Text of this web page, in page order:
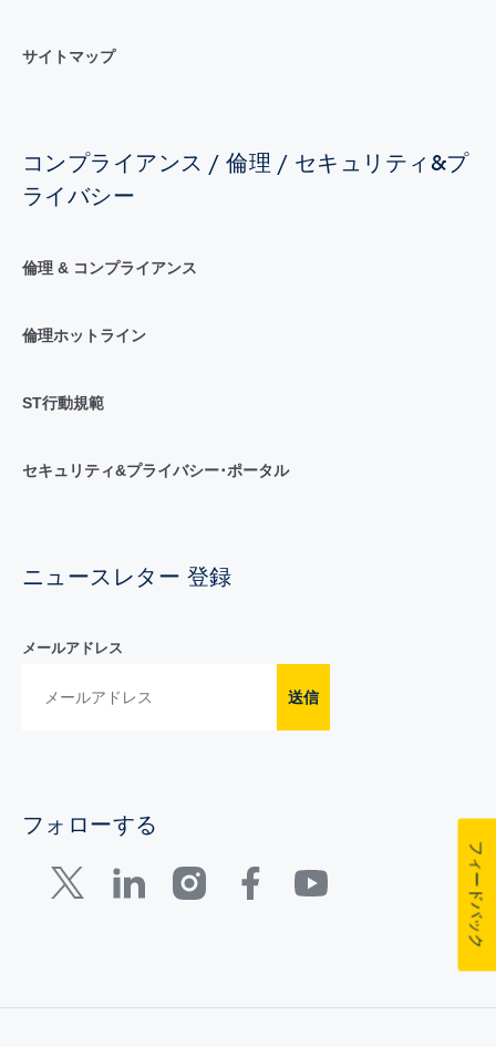
サイトマップ
コンプライアンス / 倫理 / セキュリティ&プ
ライバシー
倫理 & コンプライアンス
倫理ホットライン
ST行動規範
セキュリティ&プライバシー･ポータル
ニュースレター 登録
メールアドレス
送信
フォローする
フィードバック